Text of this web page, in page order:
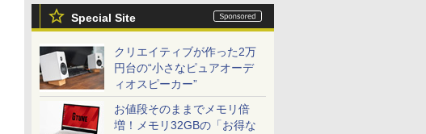
Special Site
クリエイティブが作った2万
円台の“小さなピュアオーデ
ィオスピーカー”
お値段そのままでメモリ倍
増！メモリ32GBの「お得な